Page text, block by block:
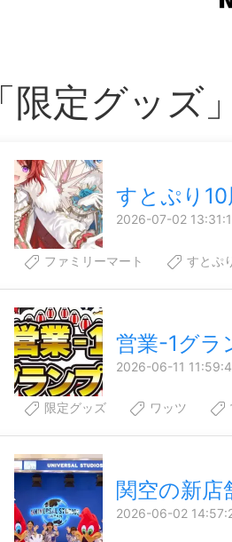
「限定グッズ
すとぷり
2026-07-02
ファミリーマート すとぷ
営業-1グラ
2026-06-11
限定グッズ ワッツ
関空の新店
2026-06-02